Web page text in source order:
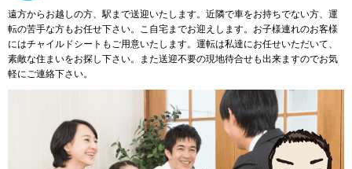
遠方からお越しの方、駅まで送迎いたします。近隣で車をお持ちでない方、運
転の苦手な方もお任せ下さい。こ自宅までお迎えします。お子様連れのお客様
にはチャイルドシートもご用意いたします。運転は私達にお任せいただいて、
素敵な住まいをお探し下さい。また送迎不要の現地待合せも出来ますのでお気
軽にご連絡下さい。